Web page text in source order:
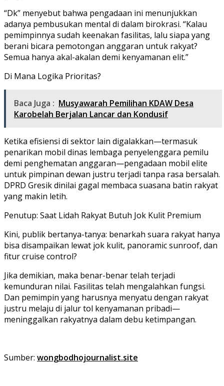
“Dk” menyebut bahwa pengadaan ini menunjukkan
adanya pembusukan mental di dalam birokrasi. “Kalau
pemimpinnya sudah keenakan fasilitas, lalu siapa yang
berani bicara pemotongan anggaran untuk rakyat?
Semua hanya akal-akalan demi kenyamanan elit.”
Di Mana Logika Prioritas?
Baca Juga : Musyawarah Pemilihan KDAW Desa
Karobelah Berjalan Lancar dan Kondusif
Ketika efisiensi di sektor lain digalakkan—termasuk
penarikan mobil dinas lembaga penyelenggara pemilu
demi penghematan anggaran—pengadaan mobil elite
untuk pimpinan dewan justru terjadi tanpa rasa bersalah.
DPRD Gresik dinilai gagal membaca suasana batin rakyat
yang makin letih.
Penutup: Saat Lidah Rakyat Butuh Jok Kulit Premium
Kini, publik bertanya-tanya: benarkah suara rakyat hanya
bisa disampaikan lewat jok kulit, panoramic sunroof, dan
fitur cruise control?
Jika demikian, maka benar-benar telah terjadi
kemunduran nilai. Fasilitas telah mengalahkan fungsi.
Dan pemimpin yang harusnya menyatu dengan rakyat
justru melaju di jalur tol kenyamanan pribadi—
meninggalkan rakyatnya dalam debu ketimpangan.
Sumber: wongbodhojournalist.site